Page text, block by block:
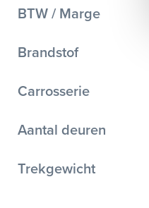
BTW / Marge
BTW
Brandstof
Benzine
Elektrisch
Hybride benzine
Carrosserie
Bestelauto
Chassis cabine
Aantal deuren
Trekgewicht